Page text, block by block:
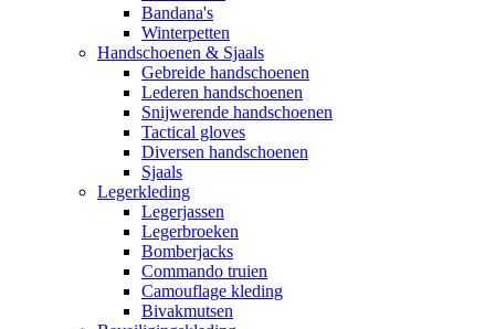
Bandana's
Winterpetten
Handschoenen & Sjaals
Gebreide handschoenen
Lederen handschoenen
Snijwerende handschoenen
Tactical gloves
Diversen handschoenen
Sjaals
Legerkleding
Legerjassen
Legerbroeken
Bomberjacks
Commando truien
Camouflage kleding
Bivakmutsen